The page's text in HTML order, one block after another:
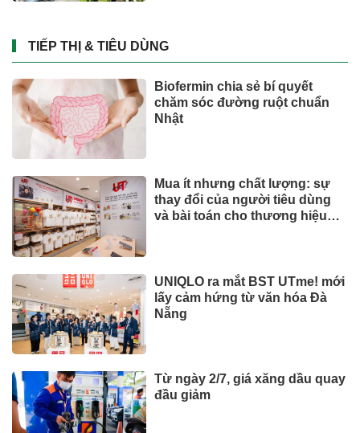
TIẾP THỊ & TIÊU DÙNG
Biofermin chia sẻ bí quyết
chăm sóc đường ruột chuẩn
Nhật
Mua ít nhưng chất lượng: sự
thay đổi của người tiêu dùng
và bài toán cho thương hiệu
UNIQLO ra mắt BST UTme! mới
lấy cảm hứng từ văn hóa Đà
Nẵng
Từ ngày 2/7, giá xăng dầu quay
đầu giảm